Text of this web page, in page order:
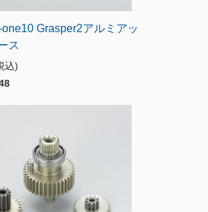
Grasper2アルミアッ
ス
込)